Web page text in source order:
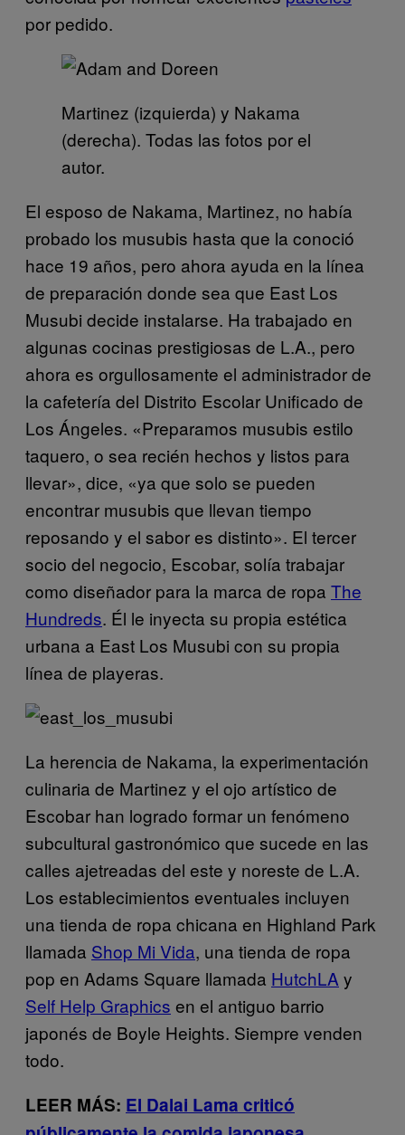
por pedido.
Martinez (izquierda) y Nakama
(derecha). Todas las fotos por el
autor.
El esposo de Nakama, Martinez, no había
probado los musubis hasta que la conoció
hace 19 años, pero ahora ayuda en la línea
de preparación donde sea que East Los
Musubi decide instalarse. Ha trabajado en
algunas cocinas prestigiosas de L.A., pero
ahora es orgullosamente el administrador de
la cafetería del Distrito Escolar Unificado de
Los Ángeles. «Preparamos musubis estilo
taquero, o sea recién hechos y listos para
llevar», dice, «ya que solo se pueden
encontrar musubis que llevan tiempo
reposando y el sabor es distinto». El tercer
socio del negocio, Escobar, solía trabajar
como diseñador para la marca de ropa The
Hundreds. Él le inyecta su propia estética
urbana a East Los Musubi con su propia
línea de playeras.
La herencia de Nakama, la experimentación
culinaria de Martinez y el ojo artístico de
Escobar han logrado formar un fenómeno
subcultural gastronómico que sucede en las
calles ajetreadas del este y noreste de L.A.
Los establecimientos eventuales incluyen
una tienda de ropa chicana en Highland Park
llamada Shop Mi Vida, una tienda de ropa
pop en Adams Square llamada HutchLA y
Self Help Graphics en el antiguo barrio
japonés de Boyle Heights. Siempre venden
todo.
LEER MÁS: El Dalai Lama criticó